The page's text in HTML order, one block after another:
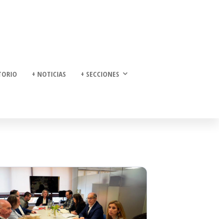
+ NOTICIAS + SECCIONES